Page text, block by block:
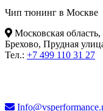
Чип тюнинг в Москве
Московская
Брехово, Прудная
Тел.: +7 499 110 31 27